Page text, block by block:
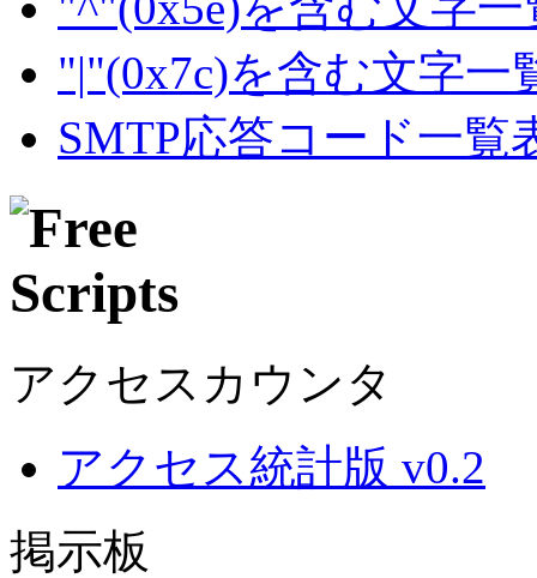
"|"(0x7c)を含む文字一
SMTP応答コード一覧
アクセスカウンタ
アクセス統計版 v0.2
掲示板